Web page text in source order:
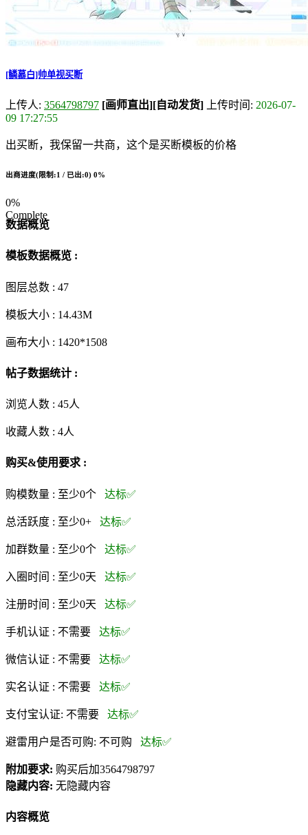
[鳞慕白]帅单视买断
上传人: 3564798797 [画师直出][自动发货] 上传时间: 2026-07-
09 17:27:55
出买断，我保留一共商，这个是买断模板的价格
出商进度(限制:1 / 已出:0) 0%
0%
Complete
数据概览
模板数据概览 :
图层总数 : 47
模板大小 : 14.43M
画布大小 : 1420*1508
帖子数据统计 :
浏览人数 : 45人
收藏人数 : 4人
购买&使用要求 :
购模数量 : 至少0个 达标✅
总活跃度 : 至少0+ 达标✅
加群数量 : 至少0个 达标✅
入圈时间 : 至少0天 达标✅
注册时间 : 至少0天 达标✅
手机认证 : 不需要 达标✅
微信认证 : 不需要 达标✅
实名认证 : 不需要 达标✅
支付宝认证: 不需要 达标✅
避雷用户是否可购: 不可购 达标✅
附加要求: 购买后加3564798797
隐藏内容: 无隐藏内容
内容概览